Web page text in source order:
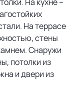
На террасе
стены
Снаружи
потолки из
и двери из